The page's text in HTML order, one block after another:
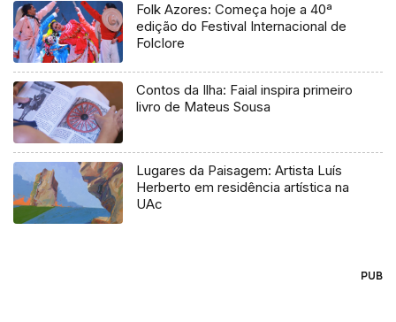
Folk Azores: Começa hoje a 40ª
edição do Festival Internacional de
Folclore
Contos da Ilha: Faial inspira primeiro
livro de Mateus Sousa
Lugares da Paisagem: Artista Luís
Herberto em residência artística na
UAc
PUB